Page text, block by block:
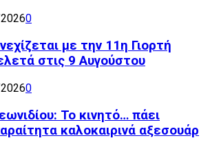
0
με την 11η Γιορτή
στις 9 Αυγούστου
0
Το κινητό… πάει
καλοκαιρινά αξεσουάρ